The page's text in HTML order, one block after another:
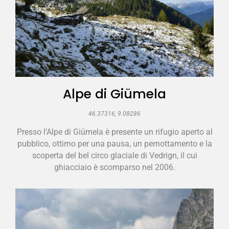
Alpe di Giümela
46.37316, 9.08286
Presso l’Alpe di Giümela è presente un rifugio aperto al
pubblico, ottimo per una pausa, un pernottamento e la
scoperta del bel circo glaciale di Vedrign, il cui
ghiacciaio è scomparso nel 2006.